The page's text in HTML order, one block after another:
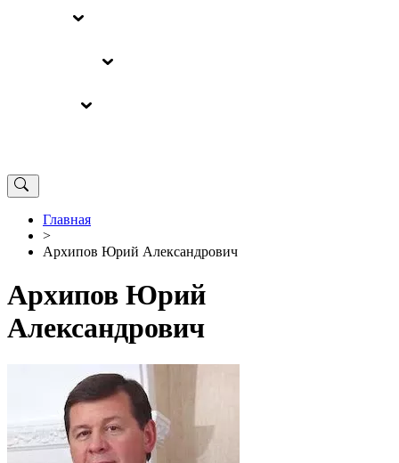
Главная
>
Архипов Юрий Александрович
Архипов Юрий
Александрович